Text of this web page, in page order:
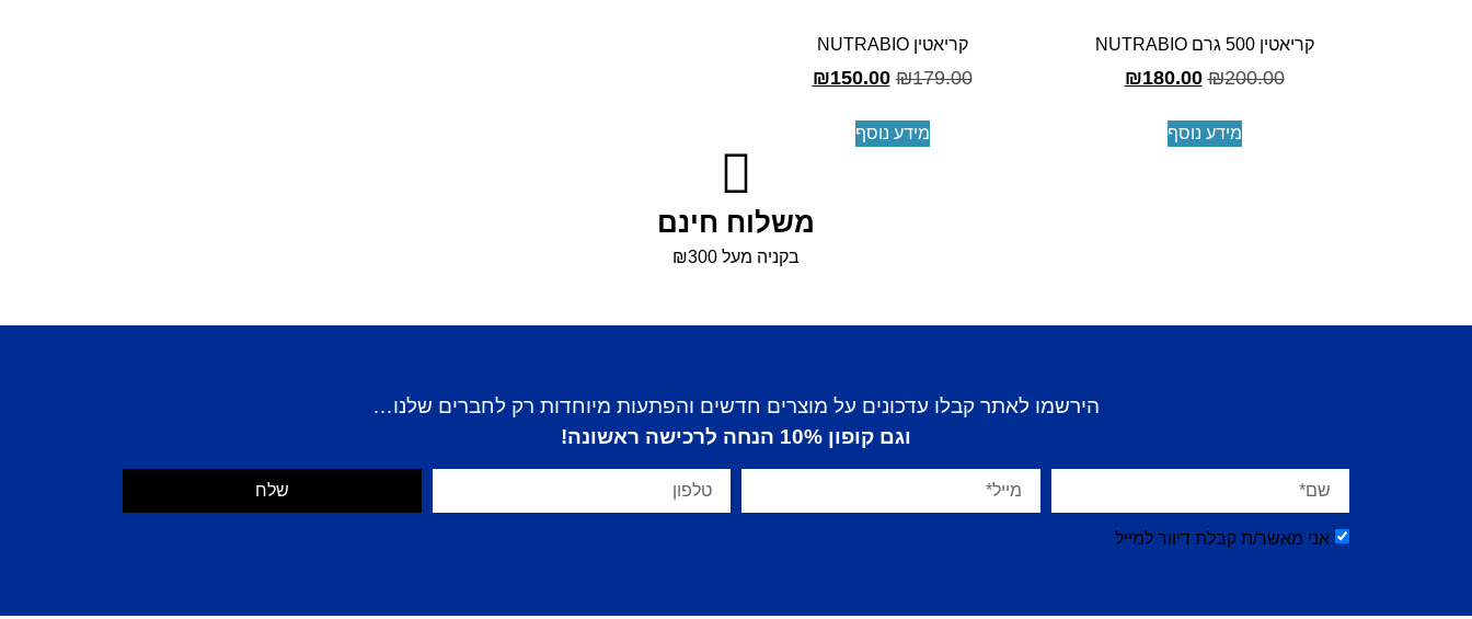
קריאטין 500 גרם NUTRABIO
₪200.00
₪180.00
מידע נוסף
קריאטין NUTRABIO
₪179.00
₪150.00
מידע נוסף
משלוח חינם
בקניה מעל ₪300
הירשמו לאתר קבלו עדכונים על מוצרים חדשים והפתעות מיוחדות רק לחברים שלנו…
וגם קופון 10% הנחה לרכישה ראשונה!
אני מאשר/ת קבלת דיוור למייל
שלח